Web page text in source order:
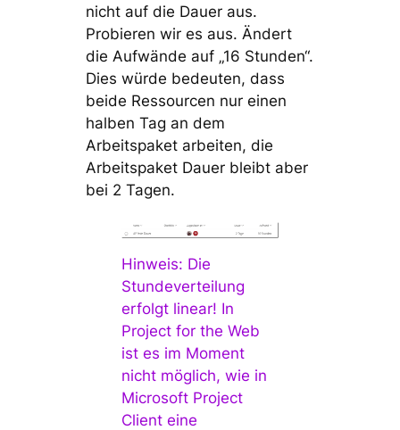
nicht auf die Dauer aus.
Probieren wir es aus. Ändert
die Aufwände auf „16 Stunden“.
Dies würde bedeuten, dass
beide Ressourcen nur einen
halben Tag an dem
Arbeitspaket arbeiten, die
Arbeitspaket Dauer bleibt aber
bei 2 Tagen.
Hinweis: Die
Stundeverteilung
erfolgt linear! In
Project for the Web
ist es im Moment
nicht möglich, wie in
Microsoft Project
Client eine